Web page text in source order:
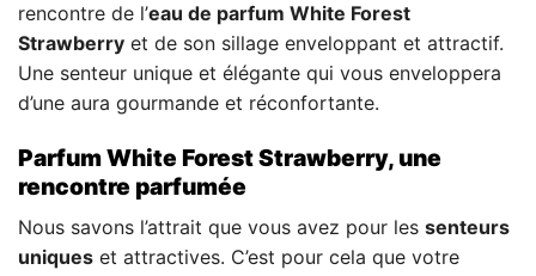
rencontre de l’eau de parfum White Forest
Strawberry et de son sillage enveloppant et attractif.
Une senteur unique et élégante qui vous enveloppera
d’une aura gourmande et réconfortante.
Parfum White Forest Strawberry, une
rencontre parfumée
Nous savons l’attrait que vous avez pour les senteurs
uniques et attractives. C’est pour cela que votre